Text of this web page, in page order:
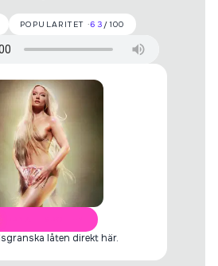
POPULARITET ·63 /100
låten direkt här.